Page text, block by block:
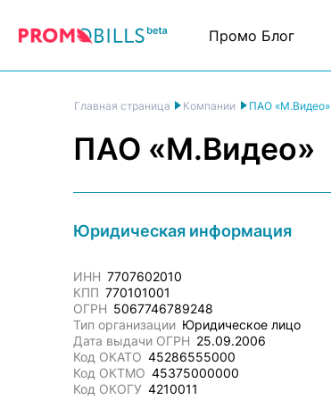
Промо Блог
Главная страница Компании ПАО «М.Видео»
ПАО «М.Видео»
Юридическая информация
ИНН 7707602010
КПП 770101001
ОГРН 5067746789248
Тип организации Юридическое лицо
Дата выдачи ОГРН 25.09.2006
Код ОКАТО 45286555000
Код ОКТМО 45375000000
Код ОКОГУ 4210011